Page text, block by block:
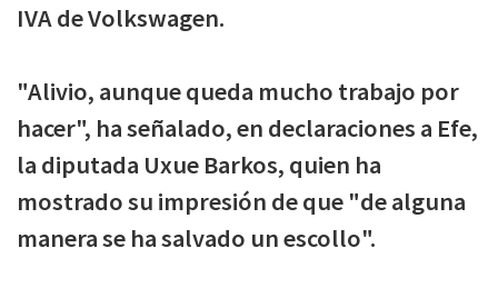
IVA de Volkswagen.
"Alivio, aunque queda mucho trabajo por
hacer", ha señalado, en declaraciones a Efe,
la diputada Uxue Barkos, quien ha
mostrado su impresión de que "de alguna
manera se ha salvado un escollo".